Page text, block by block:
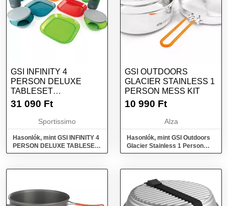
GSI INFINITY 4
PERSON DELUXE
TABLESET
EDÉNYKÉSZLET, MIX,
31 090 Ft
Sportissimo
Hasonlók, mint GSI INFINITY 4
PERSON DELUXE TABLESET
Edénykészlet, mix, méret
GSI OUTDOORS
GLACIER STAINLESS 1
PERSON MESS KIT
10 990 Ft
Alza
Hasonlók, mint GSI Outdoors
Glacier Stainless 1 Person
Mess Kit